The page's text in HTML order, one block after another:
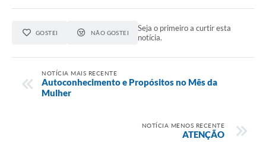
GOSTEI NÃO GOSTEI
Seja o primeiro a curtir esta
notícia.
NOTÍCIA MAIS RECENTE
Autoconhecimento e Propósitos no Mês da
Mulher
NOTÍCIA MENOS RECENTE
ATENÇÃO